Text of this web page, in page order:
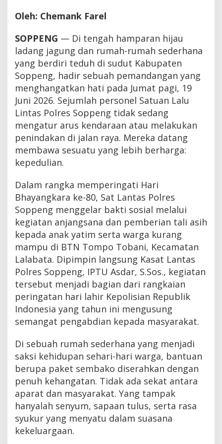
Oleh: Chemank Farel
SOPPENG — Di tengah hamparan hijau
ladang jagung dan rumah-rumah sederhana
yang berdiri teduh di sudut Kabupaten
Soppeng, hadir sebuah pemandangan yang
menghangatkan hati pada Jumat pagi, 19
Juni 2026. Sejumlah personel Satuan Lalu
Lintas Polres Soppeng tidak sedang
mengatur arus kendaraan atau melakukan
penindakan di jalan raya. Mereka datang
membawa sesuatu yang lebih berharga:
kepedulian.
Dalam rangka memperingati Hari
Bhayangkara ke-80, Sat Lantas Polres
Soppeng menggelar bakti sosial melalui
kegiatan anjangsana dan pemberian tali asih
kepada anak yatim serta warga kurang
mampu di BTN Tompo Tobani, Kecamatan
Lalabata. Dipimpin langsung Kasat Lantas
Polres Soppeng, IPTU Asdar, S.Sos., kegiatan
tersebut menjadi bagian dari rangkaian
peringatan hari lahir Kepolisian Republik
Indonesia yang tahun ini mengusung
semangat pengabdian kepada masyarakat.
Di sebuah rumah sederhana yang menjadi
saksi kehidupan sehari-hari warga, bantuan
berupa paket sembako diserahkan dengan
penuh kehangatan. Tidak ada sekat antara
aparat dan masyarakat. Yang tampak
hanyalah senyum, sapaan tulus, serta rasa
syukur yang menyatu dalam suasana
kekeluargaan.